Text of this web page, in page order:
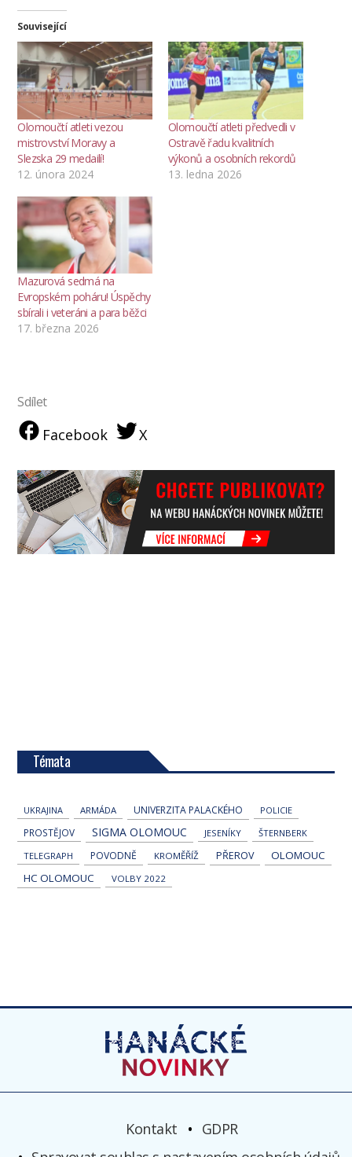
Související
Olomoučtí atleti vezou
mistrovství Moravy a
Slezska 29 medailí!
12. února 2024
Olomoučtí atleti předvedli v
Ostravě řadu kvalitních
výkonů a osobních rekordů
13. ledna 2026
Mazurová sedmá na
Evropském poháru! Úspěchy
sbírali i veteráni a para běžci
17. března 2026
Sdílet
Facebook X
Témata
UKRAJINA ARMÁDA UNIVERZITA PALACKÉHO POLICIE
PROSTĚJOV SIGMA OLOMOUC JESENÍKY
ŠTERNBERK
TELEGRAPH
POVODNĚ KROMĚŘÍŽ PŘEROV
OLOMOUC
HC OLOMOUC
VOLBY 2022
Kontakt
GDPR